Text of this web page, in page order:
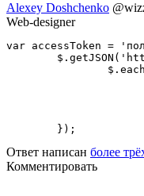
Alexey Doshchenko
Web-designer
var accessToken =
	});
Ответ написан более
Комментировать